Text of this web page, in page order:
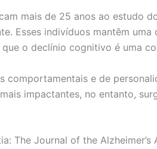
mais de 25 anos ao estudo
Esses indivíduos mantêm
o declínio cognitivo é uma
e de
impactantes, no entanto,
The Journal of the